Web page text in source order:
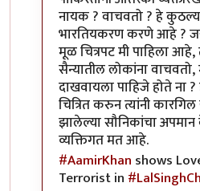
नायक ? वाचवतो ? हे
भारतियकरण करणे आहे ?
मूळ चित्रपट मी पाहिला आहे,
सैन्यातील लोकांना
दाखवायला पाहिजे होते ना
चित्रित करुन त्यांनी कारगिल
झालेल्या सौनिकांचा
व्यक्तिगत मत आहे.
#AamirKhan shows
Terrorist in